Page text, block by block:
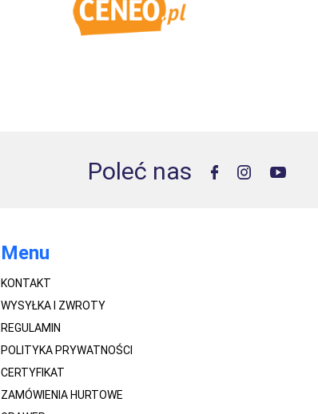
Poleć nas
Menu
KONTAKT
WYSYŁKA I ZWROTY
REGULAMIN
POLITYKA PRYWATNOŚCI
CERTYFIKAT
ZAMÓWIENIA HURTOWE